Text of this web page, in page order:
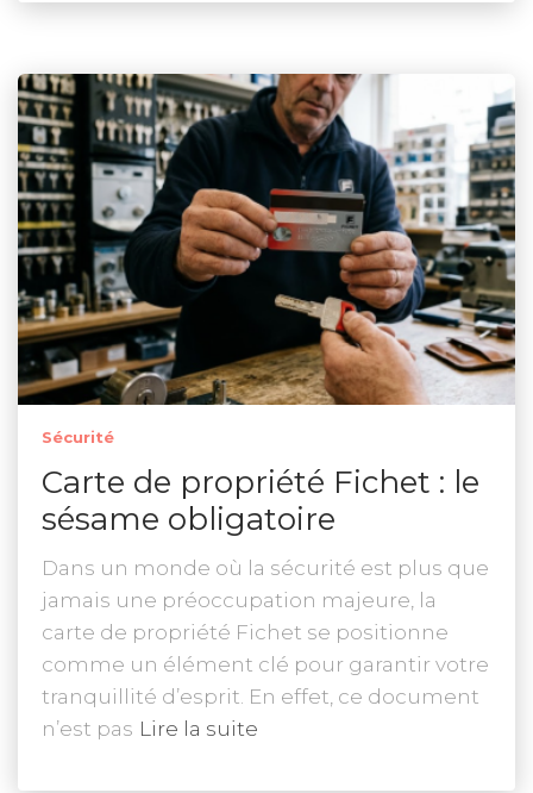
Sécurité
Carte de propriété Fichet : le
sésame obligatoire
Dans un monde où la sécurité est plus que
jamais une préoccupation majeure, la
carte de propriété Fichet se positionne
comme un élément clé pour garantir votre
tranquillité d’esprit. En effet, ce document
n’est pas Lire la suite